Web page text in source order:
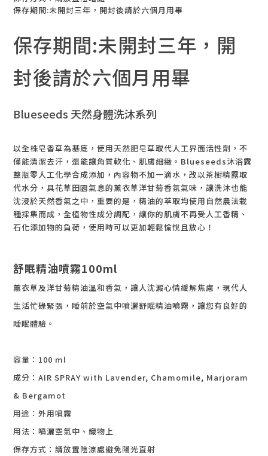
保存期間:未開封三年，開封後請於六個月用畢
保存期間:未開封三年，開
封後請於六個月用畢
Blueseeds 天然身體洗沐系列
以全株皂香草為基底，使用天然肥皂草取代人工界面活性劑，不
僅能清­­潔去汗，還能讓角質軟化、肌膚細緻。Blueseeds沐浴露
整瓶零人工化學合成添加，內容物不加一滴水，改以茶樹精露取
代水分，具花草田園氣息的薰衣草洋甘菊香氛氣味，讓洗沐也能
沈浸於天然香氣之中，重要的是，精油的萃取均使用自然農法栽
種採集而成，全植物性成分調配，讓你的肌膚不再受人工香精、
石化添加物的負荷，使用時可以更加輕鬆愉悅且放心！
舒眠精油噴霧100ml
薰衣草及洋甘菊精油溫和香氣，讓人沈澱心情緩解焦慮，現代人
生活忙碌緊張，睡前於空氣中噴灑舒眠精油噴霧，讓您有良好的
睡眠體驗。
容量：100 ml
成分： AIR SPRAY with Lavender, Chamomile, Marjoram
& Bergamot
用途：外用噴霧
用法：噴灑空氣中、織物上
保存方式：請放置陰涼處避免陽光直射